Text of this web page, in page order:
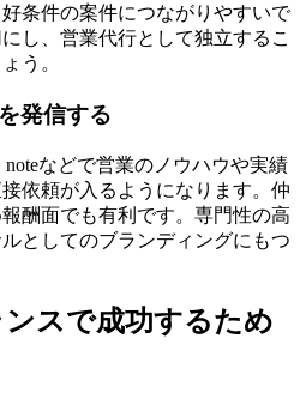
条件の案件につながりやすいで
し、営業代行として独立するこ
う。
発信する
などで営業のノウハウや実績
依頼が入るようになります。仲
酬面でも有利です。専門性の高
としてのブランディングにもつ
スで成功するため